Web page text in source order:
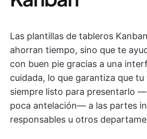
Las plantillas de tableros
ahorran tiempo, sino que te
con buen pie gracias a una
cuidada, lo que garantiza que
siempre listo para presentarlo
poca antelación— a las partes
responsables u otros